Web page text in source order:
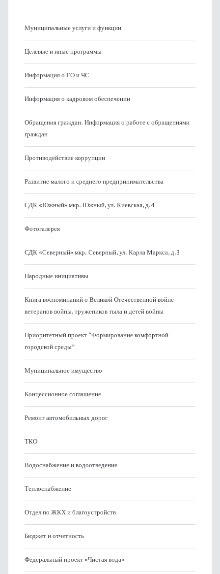
Муниципальные услуги и функции
Целевые и иные программы
Информация о ГО и ЧС
Информация о кадровом обеспечении
Обращения граждан. Информация о работе с обращениями
граждан
Противодействие коррупции
Развитие малого и среднего предпринимательства
СДК «Южный» мкр. Южный, ул. Киевская, д.4
Фотогалерея
СДК «Северный» мкр. Северный, ул. Карла Маркса, д.3
Народные инициативы
Книга воспоминаний о Великой Отечественной войне
ветеранов войны, тружеников тыла и детей войны
Приоритетный проект “Формирование комфортной
городской среды”
Муниципальное имущество
Концессионное соглашение
Ремонт автомобильных дорог
ТКО
Водоснабжение и водоотведение
Теплоснабжение
Отдел по ЖКХ и благоустройств
Бюджет и отчетность
Федеральный проект «Чистая вода»